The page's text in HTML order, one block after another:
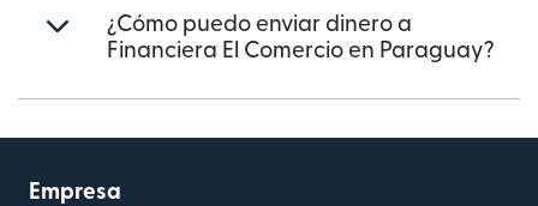
¿Cómo puedo enviar dinero a
Financiera El Comercio en Paraguay?
Empresa